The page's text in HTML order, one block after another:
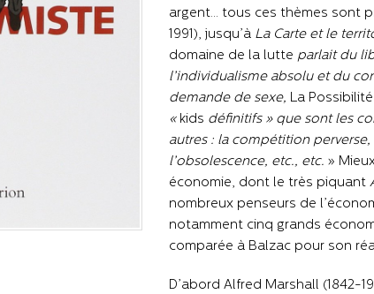
argent… tous ces thèmes sont
1991), jusqu’à La Carte et le
domaine de la lutte parlait du
l’individualisme absolu et du
demande de sexe, La
« kids définitifs » que sont les
autres : la compétition
l’obsolescence, etc., etc. »
économie, dont le très piquant
nombreux penseurs de
notamment cinq grands
comparée à Balzac pour son
D’abord Alfred Marshall (1842-